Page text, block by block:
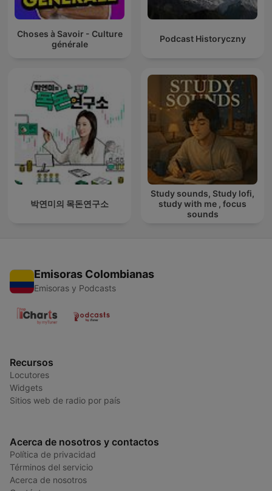
Choses à Savoir - Culture
générale
Podcast Historyczny
박연미의 목돈연구소
Study sounds, Study lofi,
study with me , focus
sounds
Emisoras Colombianas
Emisoras y Podcasts
Recursos
Locutores
Widgets
Sitios web de radio por país
Acerca de nosotros y contactos
Política de privacidad
Términos del servicio
Acerca de nosotros